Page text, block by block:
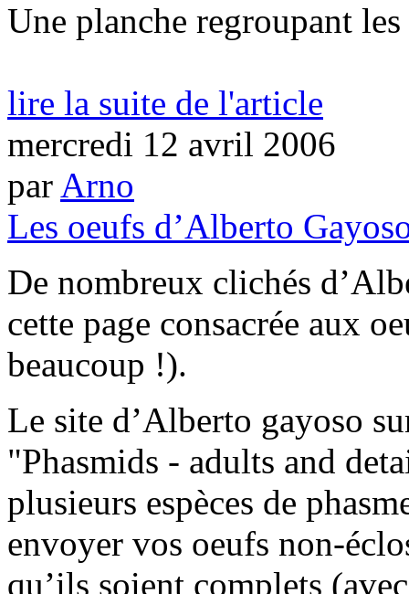
Une planche regroupant
lire la suite de l'article
mercredi 12 avril 2006
par Arno
Les oeufs d’Alberto
De nombreux clichés
cette page consacrée aux
beaucoup !).
Le site d’Alberto gayoso
"Phasmids - adults and
plusieurs espèces de
envoyer vos oeufs non-
qu’ils soient complets